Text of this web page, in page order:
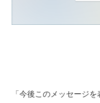
「今後このメッセージ